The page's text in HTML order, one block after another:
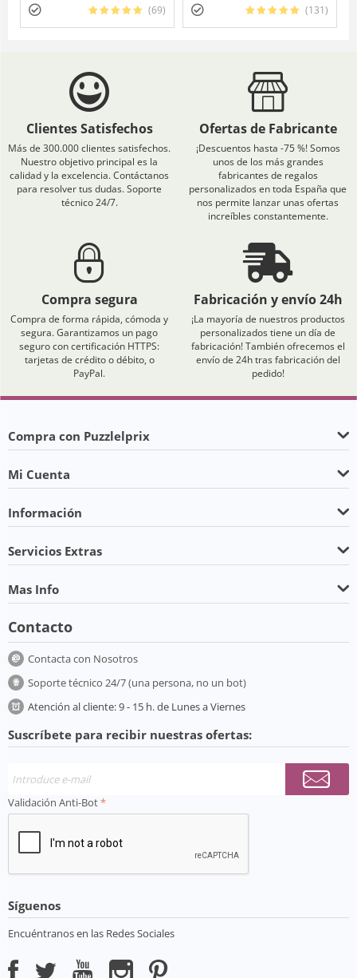
(69) (131)
Clientes Satisfechos
Más de 300.000 clientes satisfechos.
Nuestro objetivo principal es la
calidad y la excelencia. Contáctanos
para resolver tus dudas. Soporte
técnico 24/7.
Ofertas de Fabricante
¡Descuentos hasta -75 %! Somos
unos de los más grandes
fabricantes de regalos
personalizados en toda España que
nos permite lanzar unas ofertas
increíbles constantemente.
Compra segura
Compra de forma rápida, cómoda y
segura. Garantizamos un pago
seguro con certificación HTTPS:
tarjetas de crédito o débito, o
PayPal.
Fabricación y envío 24h
¡La mayoría de nuestros productos
personalizados tiene un día de
fabricación! También ofrecemos el
envío de 24h tras fabricación del
pedido!
Compra con Puzzlelprix
Mi Cuenta
Información
Servicios Extras
Mas Info
Contacto
Contacta con Nosotros
Soporte técnico 24/7 (una persona, no un bot)
Atención al cliente: 9 - 15 h. de Lunes a Viernes
Suscríbete para recibir nuestras ofertas:
Validación Anti-Bot
Síguenos
Encuéntranos en las Redes Sociales